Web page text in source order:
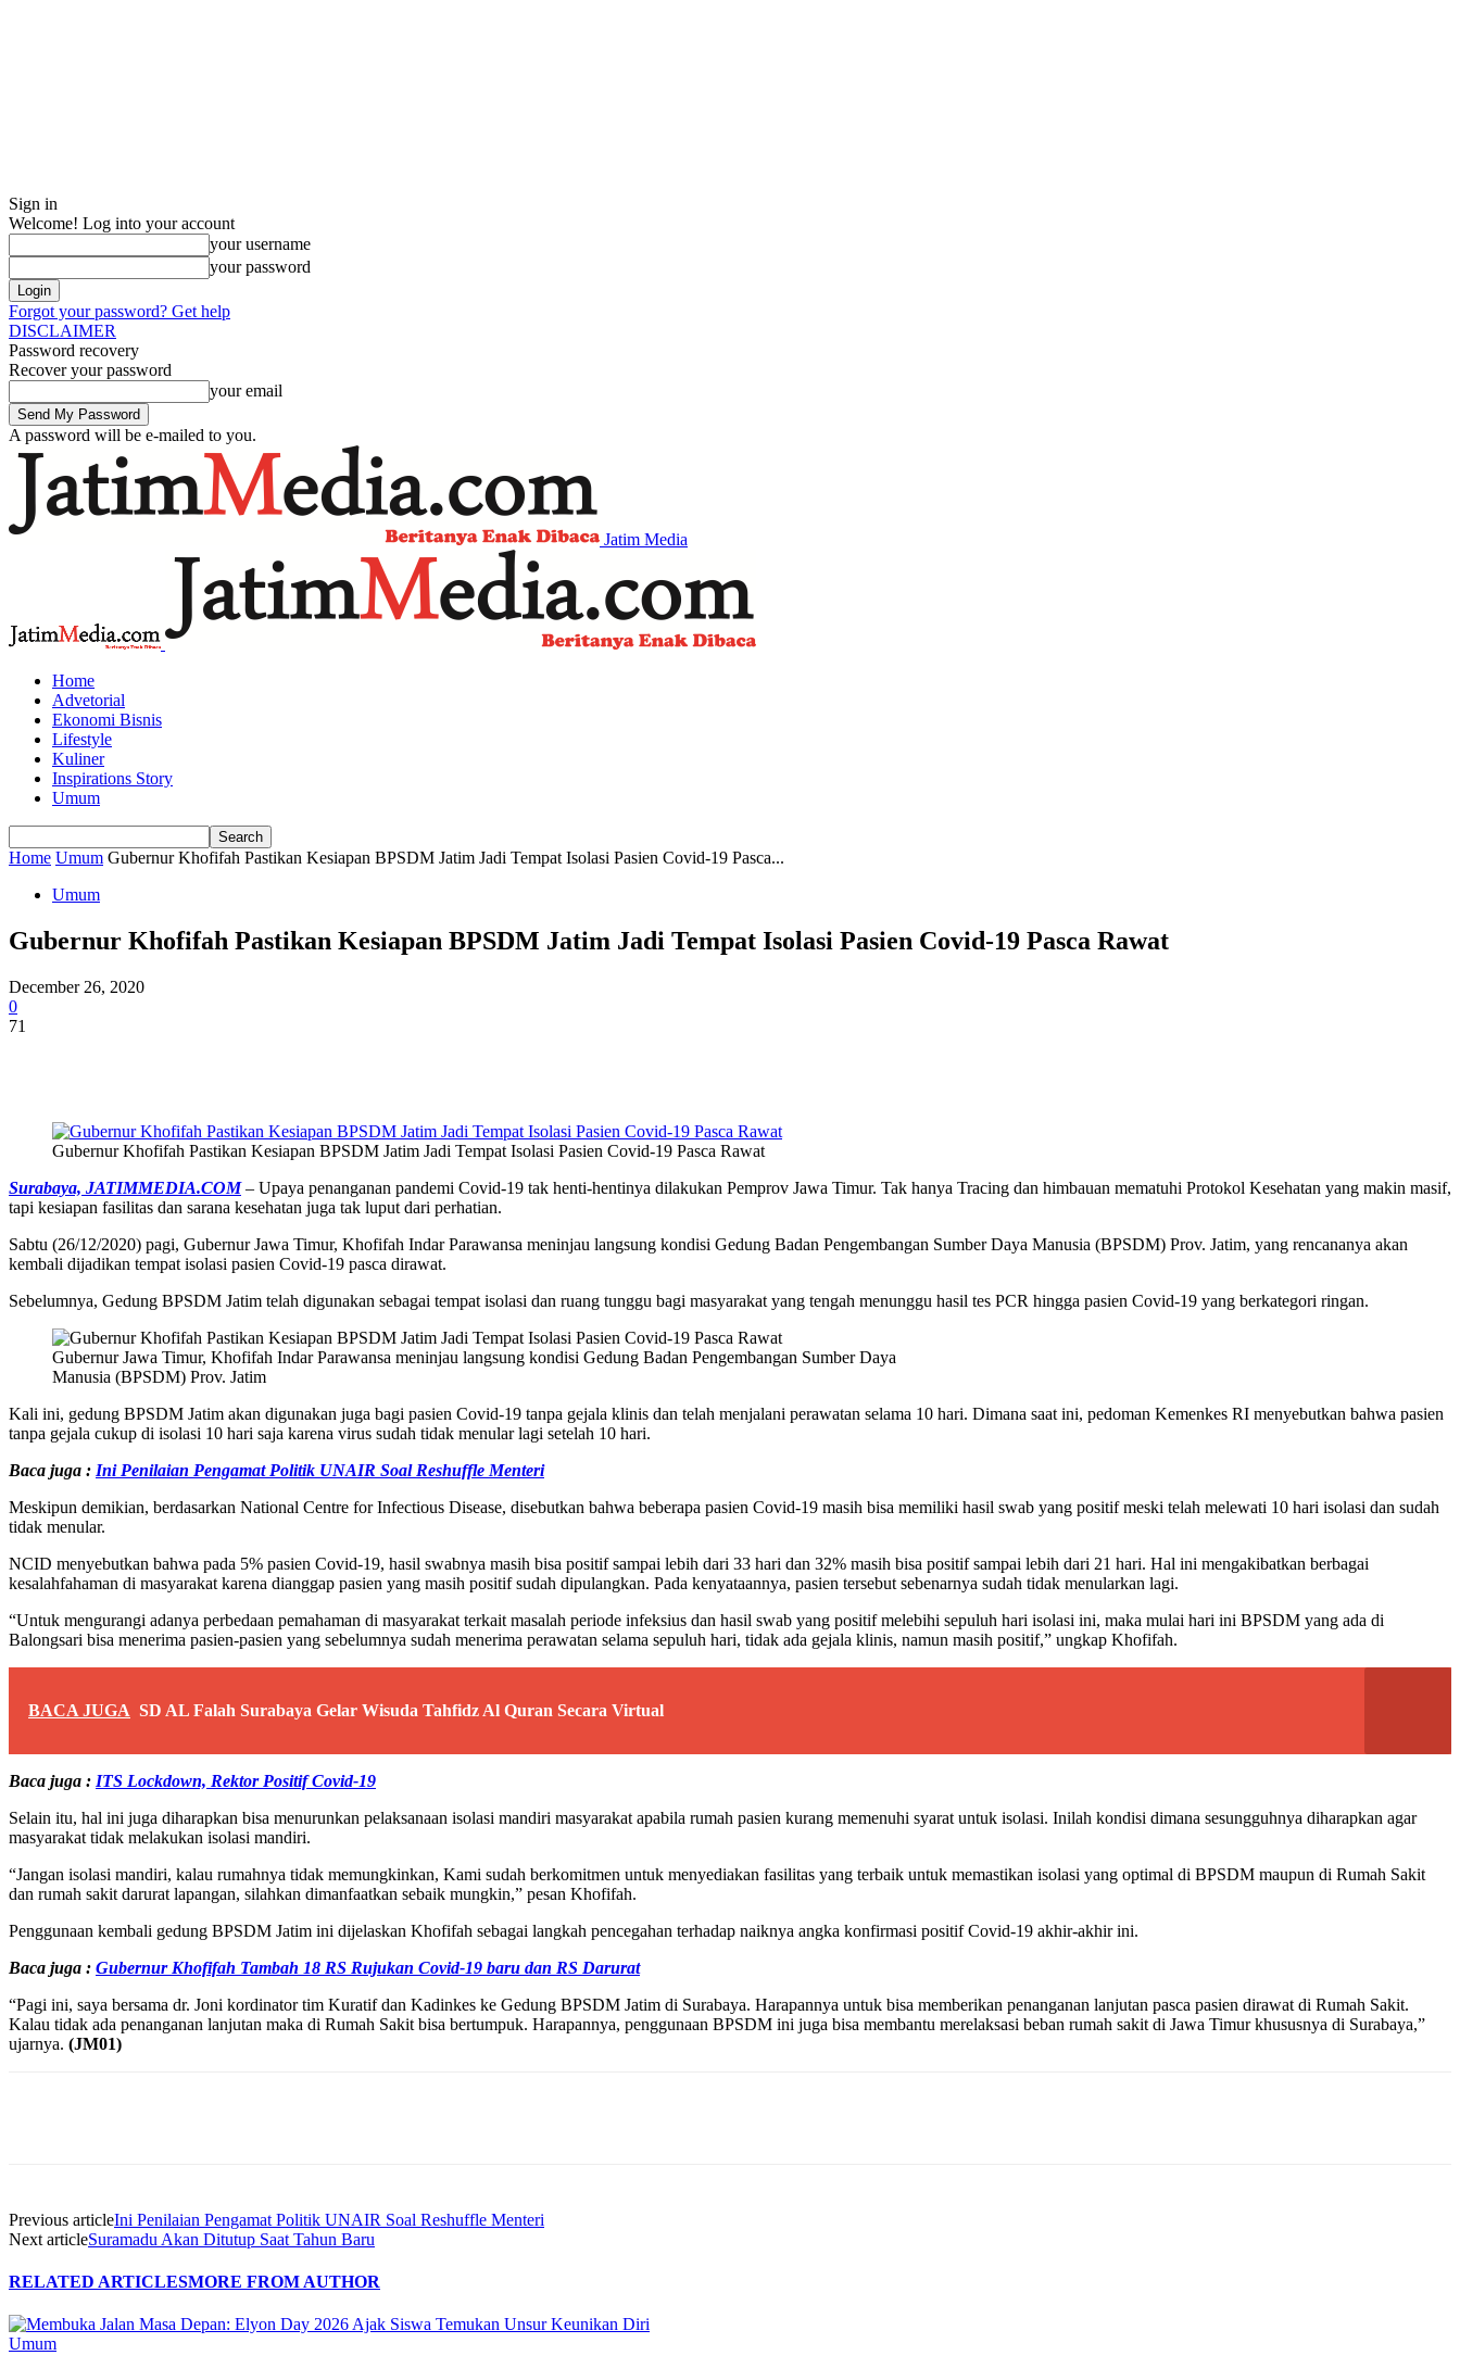
Sign in
Welcome! Log into your account
your username
your password
Forgot your password? Get help
DISCLAIMER
Password recovery
Recover your password
your email
A password will be e-mailed to you.
Jatim Media
Home
Advetorial
Ekonomi Bisnis
Lifestyle
Kuliner
Inspirations Story
Umum
Home Umum Gubernur Khofifah Pastikan Kesiapan BPSDM Jatim Jadi Tempat Isolasi Pasien Covid-19 Pasca...
Umum
Gubernur Khofifah Pastikan Kesiapan BPSDM Jatim Jadi Tempat Isolasi Pasien Covid-19 Pasca Rawat
December 26, 2020
0
71
Gubernur Khofifah Pastikan Kesiapan BPSDM Jatim Jadi Tempat Isolasi Pasien Covid-19 Pasca Rawat
Surabaya, JATIMMEDIA.COM– Upaya penanganan pandemi Covid-19 tak henti-hentinya dilakukan Pemprov Jawa Timur. Tak hanya Tracing dan himbauan mematuhi Protokol Kesehatan yang makin masif,
tapi kesiapan fasilitas dan sarana kesehatan juga tak luput dari perhatian.
Sabtu (26/12/2020) pagi, Gubernur Jawa Timur, Khofifah Indar Parawansa meninjau langsung kondisi Gedung Badan Pengembangan Sumber Daya Manusia (BPSDM) Prov. Jatim, yang rencananya akan
kembali dijadikan tempat isolasi pasien Covid-19 pasca dirawat.
Sebelumnya, Gedung BPSDM Jatim telah digunakan sebagai tempat isolasi dan ruang tunggu bagi masyarakat yang tengah menunggu hasil tes PCR hingga pasien Covid-19 yang berkategori ringan.
Gubernur Jawa Timur, Khofifah Indar Parawansa meninjau langsung kondisi Gedung Badan Pengembangan Sumber Daya
Manusia (BPSDM) Prov. Jatim
Kali ini, gedung BPSDM Jatim akan digunakan juga bagi pasien Covid-19 tanpa gejala klinis dan telah menjalani perawatan selama 10 hari. Dimana saat ini, pedoman Kemenkes RI menyebutkan bahwa pasien
tanpa gejala cukup di isolasi 10 hari saja karena virus sudah tidak menular lagi setelah 10 hari.
Baca juga : Ini Penilaian Pengamat Politik UNAIR Soal Reshuffle Menteri
Meskipun demikian, berdasarkan National Centre for Infectious Disease, disebutkan bahwa beberapa pasien Covid-19 masih bisa memiliki hasil swab yang positif meski telah melewati 10 hari isolasi dan sudah
tidak menular.
NCID menyebutkan bahwa pada 5% pasien Covid-19, hasil swabnya masih bisa positif sampai lebih dari 33 hari dan 32% masih bisa positif sampai lebih dari 21 hari. Hal ini mengakibatkan berbagai
kesalahfahaman di masyarakat karena dianggap pasien yang masih positif sudah dipulangkan. Pada kenyataannya, pasien tersebut sebenarnya sudah tidak menularkan lagi.
“Untuk mengurangi adanya perbedaan pemahaman di masyarakat terkait masalah periode infeksius dan hasil swab yang positif melebihi sepuluh hari isolasi ini, maka mulai hari ini BPSDM yang ada di
Balongsari bisa menerima pasien-pasien yang sebelumnya sudah menerima perawatan selama sepuluh hari, tidak ada gejala klinis, namun masih positif,” ungkap Khofifah.
BACA JUGA SD AL Falah Surabaya Gelar Wisuda Tahfidz Al Quran Secara Virtual
Baca juga : ITS Lockdown, Rektor Positif Covid-19
Selain itu, hal ini juga diharapkan bisa menurunkan pelaksanaan isolasi mandiri masyarakat apabila rumah pasien kurang memenuhi syarat untuk isolasi. Inilah kondisi dimana sesungguhnya diharapkan agar
masyarakat tidak melakukan isolasi mandiri.
“Jangan isolasi mandiri, kalau rumahnya tidak memungkinkan, Kami sudah berkomitmen untuk menyediakan fasilitas yang terbaik untuk memastikan isolasi yang optimal di BPSDM maupun di Rumah Sakit
dan rumah sakit darurat lapangan, silahkan dimanfaatkan sebaik mungkin,” pesan Khofifah.
Penggunaan kembali gedung BPSDM Jatim ini dijelaskan Khofifah sebagai langkah pencegahan terhadap naiknya angka konfirmasi positif Covid-19 akhir-akhir ini.
Baca juga : Gubernur Khofifah Tambah 18 RS Rujukan Covid-19 baru dan RS Darurat
“Pagi ini, saya bersama dr. Joni kordinator tim Kuratif dan Kadinkes ke Gedung BPSDM Jatim di Surabaya. Harapannya untuk bisa memberikan penanganan lanjutan pasca pasien dirawat di Rumah Sakit.
Kalau tidak ada penanganan lanjutan maka di Rumah Sakit bisa bertumpuk. Harapannya, penggunaan BPSDM ini juga bisa membantu merelaksasi beban rumah sakit di Jawa Timur khususnya di Surabaya,”
ujarnya. (JM01)
Previous articleIni Penilaian Pengamat Politik UNAIR Soal Reshuffle Menteri
Next articleSuramadu Akan Ditutup Saat Tahun Baru
RELATED ARTICLESMORE FROM AUTHOR
Umum